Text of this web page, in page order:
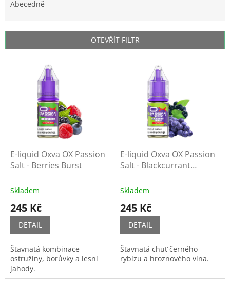
r
Abecedně
OTEVŘÍT FILTR
E-liquid Oxva OX Passion
Salt - Berries Burst
Skladem
245 Kč
DETAIL
Šťavnatá kombinace
ostružiny, borůvky a lesní
jahody.
E-liquid Oxva OX Passion
Salt - Blackcurrant
Skladem
245 Kč
DETAIL
Šťavnatá chuť černého
rybízu a hroznového vína.